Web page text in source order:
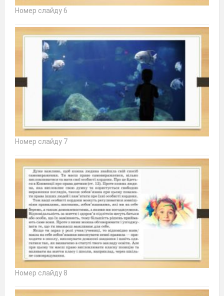
Номер слайду 6
Номер слайду 7
Номер слайду 8